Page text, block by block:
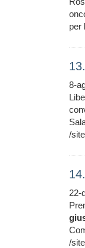
per
8-
/
22-
/